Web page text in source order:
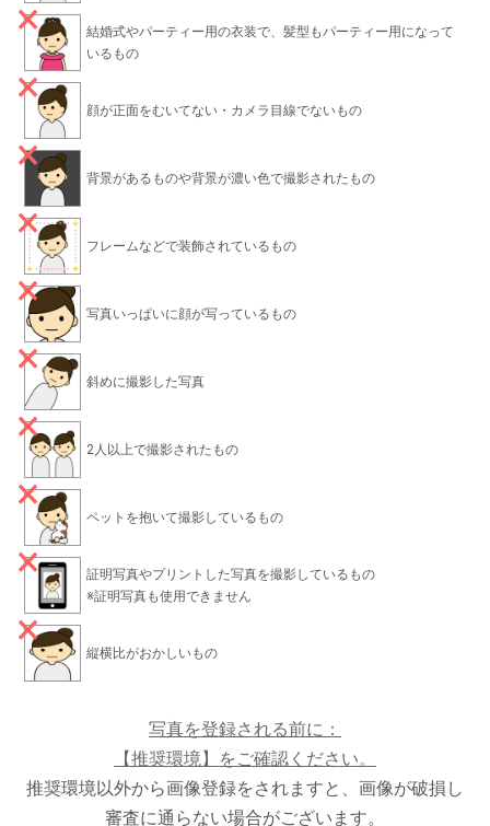
結婚式やパーティー用の衣装で、髪型もパーティー用になって
いるもの
顔が正面をむいてない・カメラ目線でないもの
背景があるものや背景が濃い色で撮影されたもの
フレームなどで装飾されているもの
写真いっぱいに顔が写っているもの
斜めに撮影した写真
2人以上で撮影されたもの
ペットを抱いて撮影しているもの
証明写真やプリントした写真を撮影しているもの
※証明写真も使用できません
縦横比がおかしいもの
写真を登録される前に：
【推奨環境】をご確認ください。
推奨環境以外から画像登録をされますと、画像が破損し
審査に通らない場合がございます。